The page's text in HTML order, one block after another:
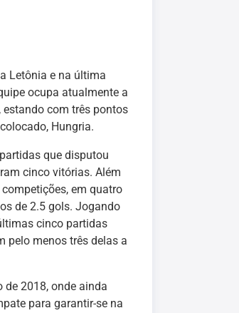
Letônia e na última
ocupa atualmente a
com três pontos
Hungria.
que disputou
cinco vitórias. Além
em quatro
de 2.5 gols. Jogando
cinco partidas
pelo menos três delas a
2018, onde ainda
para garantir-se na